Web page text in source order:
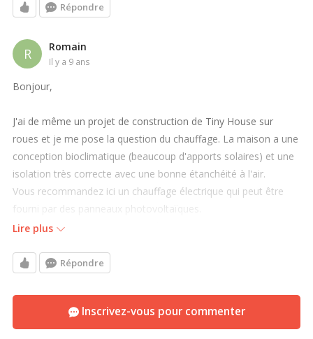
Répondre
R Romain
il y a 9 ans
Bonjour,
J'ai de même un projet de construction de Tiny House sur
roues et je me pose la question du chauffage. La maison a une
conception bioclimatique (beaucoup d'apports solaires) et une
isolation très correcte avec une bonne étanchéité à l'air.
Vous recommandez ici un chauffage électrique qui peut être
fourni par des panneaux photovoltaïques.
Avez-vous un exemple concret fonctionnant ainsi?
même d'appoint, à partir de photovoltaïque.
Lire plus
Répondre
Inscrivez-vous pour commenter